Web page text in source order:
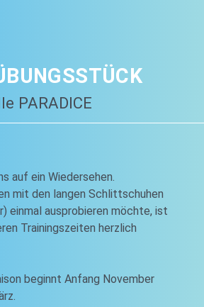
PARADICE
auf ein Wiedersehen.
mit den langen Schlittschuhen
einmal ausprobieren möchte, ist
Trainingszeiten herzlich
beginnt Anfang November